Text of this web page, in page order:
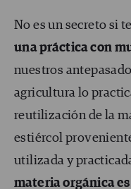
No es un secreto si
una práctica con
nuestros
agricultura lo
reutilización de la
estiércol
utilizada y
materia orgánica